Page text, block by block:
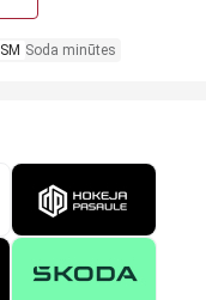
SM Soda minūtes